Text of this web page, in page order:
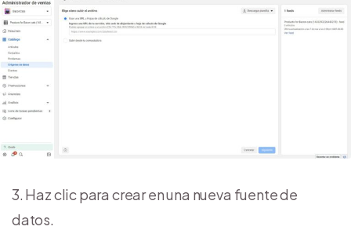
3. Haz clic para crear en una nueva fuente de
datos.